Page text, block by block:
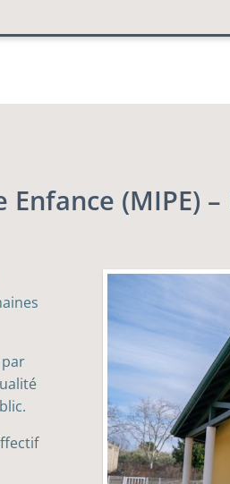
(MIPE) –